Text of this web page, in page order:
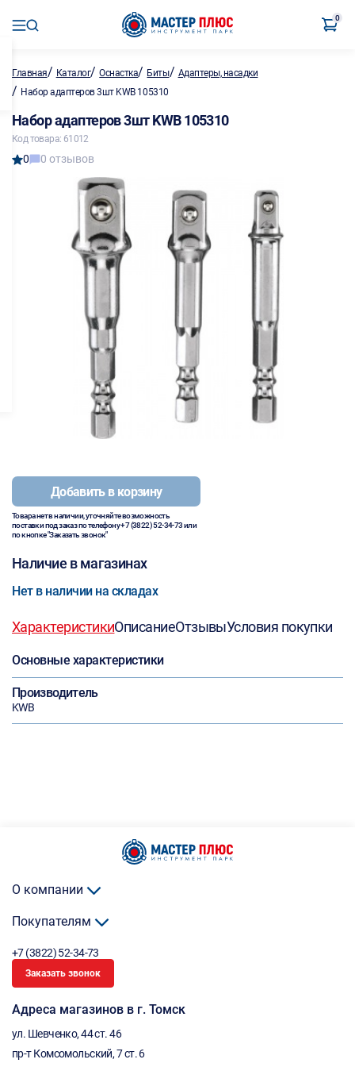
0
Главная/ Каталог/Оснастка/ Биты/ Адаптеры, насадки
/ Набор адаптеров 3шт KWB 105310
Набор адаптеров 3шт KWB 105310
Код товара: 61012
0 0 отзывов
Добавить в корзину
Товара нет в наличии, уточняйте возможность
поставки под заказ по телефону+7 (3822) 52-34-73или
по кнопке "Заказать звонок"
Наличие в магазинах
Нет в наличии на складах
ХарактеристикиОписаниеОтзывыУсловия покупки
Основные характеристики
Производитель
KWB
О компании
Покупателям
+7 (3822) 52-34-73
Заказать звонок
Адреса магазинов в г. Томск
ул. Шевченко, 44 ст. 46
пр-т Комсомольский, 7 ст. 6